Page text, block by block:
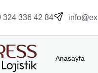
324 336 42 84
Anasayfa